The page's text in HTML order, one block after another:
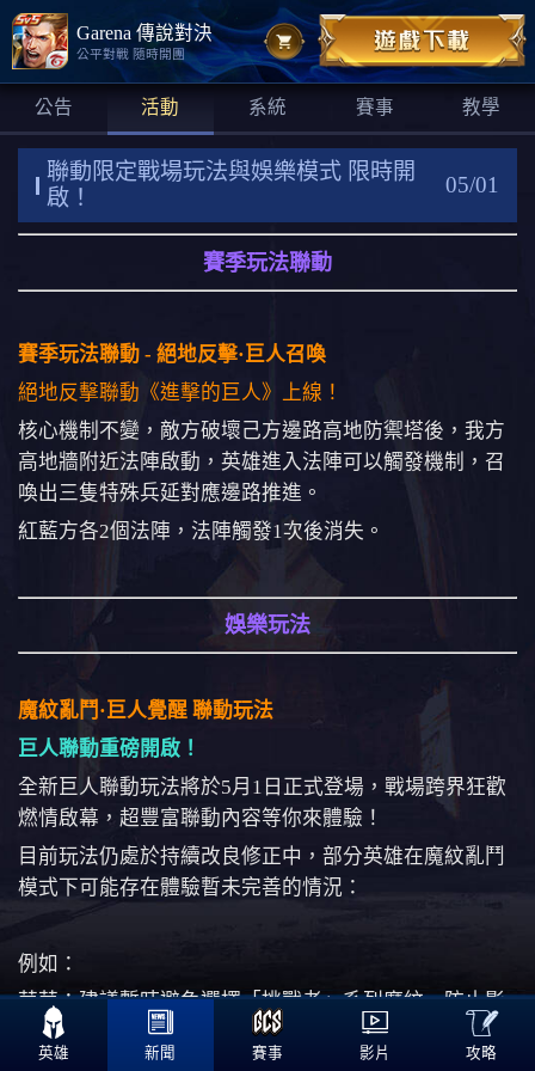
Garena 傳說對決
公平對戰 隨時開團
公告 活動 系統 賽事 教學
聯動限定戰場玩法與娛樂模式 限時開
啟！
05/01
賽季玩法聯動
賽季玩法聯動 - 絕地反擊·巨人召喚
絕地反擊聯動《進擊的巨人》上線！
核心機制不變，敵方破壞己方邊路高地防禦塔後，我方
高地牆附近法陣啟動，英雄進入法陣可以觸發機制，召
喚出三隻特殊兵延對應邊路推進。
紅藍方各2個法陣，法陣觸發1次後消失。
娛樂玩法
魔紋亂鬥·巨人覺醒 聯動玩法
巨人聯動重磅開啟！
全新巨人聯動玩法將於5月1日正式登場，戰場跨界狂歡
燃情啟幕，超豐富聯動內容等你來體驗！
目前玩法仍處於持續改良修正中，部分英雄在魔紋亂鬥
模式下可能存在體驗暫未完善的情況：
例如：
芽芽：建議暫時避免選擇「挑戰者」系列魔紋，防止影
響技能正常施放與發揮
英雄 新聞 賽事 影片

攻略